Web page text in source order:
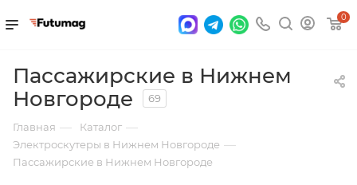
0
Пассажирские в Нижнем
Новгороде
69
Главная — Каталог —
Электроскутеры в Нижнем Новгороде —
Пассажирские в Нижнем Новгороде